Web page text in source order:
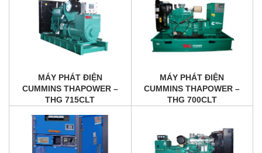
MÁY PHÁT ĐIỆN
CUMMINS THAPOWER –
THG 715CLT
MÁY PHÁT ĐIỆN
CUMMINS THAPOWER –
THG 700CLT